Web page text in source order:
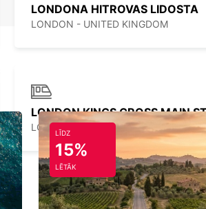
LONDONA HITROVAS LIDOSTA
LONDON - UNITED KINGDOM
LONDON - UNITED KINGDOM
LĪDZ
15%
LĒTĀK